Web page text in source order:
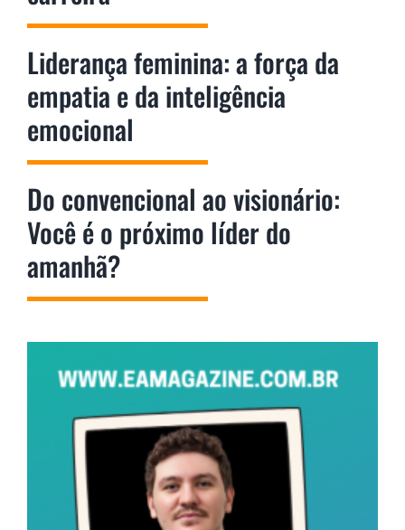
Liderança feminina: a força da
empatia e da inteligência
emocional
Do convencional ao visionário:
Você é o próximo líder do
amanhã?